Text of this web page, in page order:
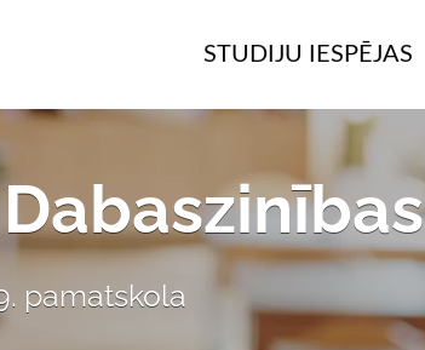
STUDIJU IESPĒJAS
pamatskola